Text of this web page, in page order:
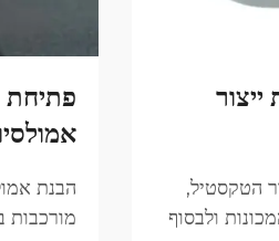
הטקסטיל,
ולבסוף
פתיחת
הבנת
מורכבות